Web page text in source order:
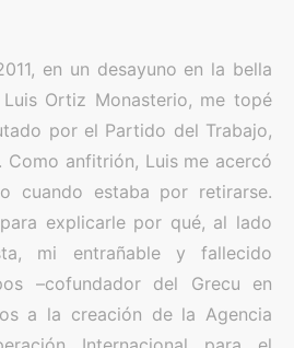
en un desayuno en la bella
Ortiz Monasterio, me topé
por el Partido del Trabajo,
Como anfitrión, Luis me acercó
cuando estaba por retirarse.
explicarle por qué, al lado
mi entrañable y fallecido
–cofundador del Grecu en
a la creación de la Agencia